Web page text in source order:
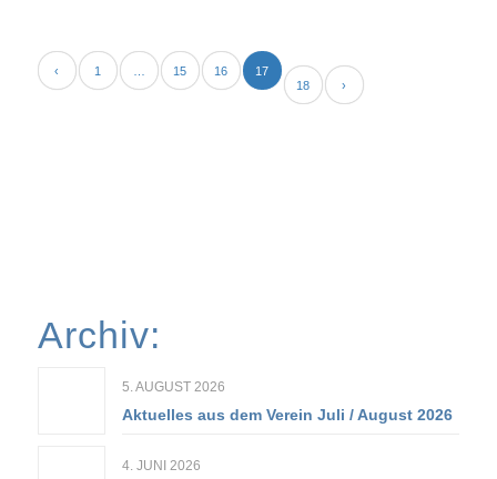
‹ 1 15 16
17
18
›
Archiv:
5. AUGUST 2026
Aktuelles aus dem Verein Juli / August 2026
4. JUNI 2026